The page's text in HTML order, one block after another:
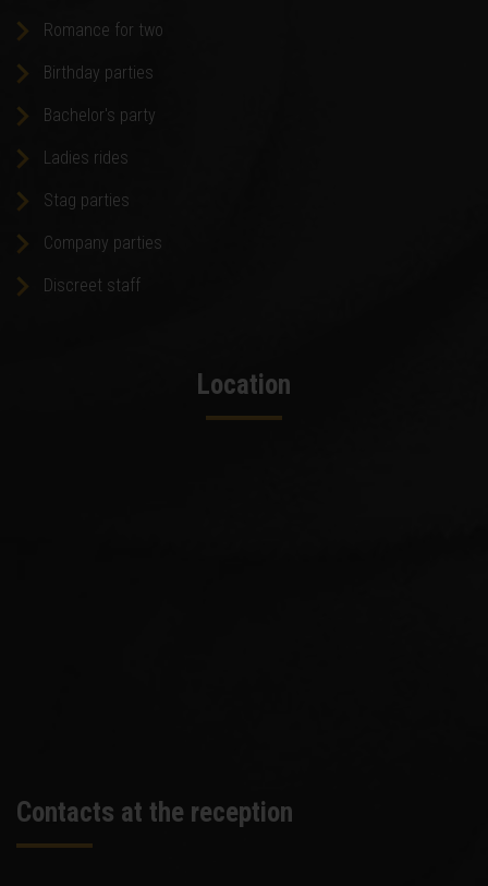
Romance for two
Birthday parties
Bachelor's party
Ladies rides
Stag parties
Company parties
Discreet staff
Location
Contacts at the reception